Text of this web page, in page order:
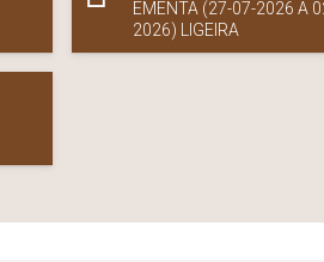
EMENTA (27-07-2026 A
2026) LIGEIRA